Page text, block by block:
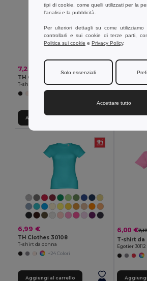
7,27 €
TH Clothes 30118
T-shirt da donna
Aggiungi al carrello
10,37 €
Polo da uomo
6,99 €
TH Clothes 30108
T-shirt da donna
+24 Colori
Aggiungi al carrello
6,00 €
T-shirt da
Egotier 30112
tipi di cookie, come quelli utilizzati per la
l'analisi e la pubblicità.
Per ulteriori dettagli su come utilizziamo
controllarli e sui cookie di terze parti,
Politica sui cookie e Privacy Policy.
Solo essenziali
Accettare tutto